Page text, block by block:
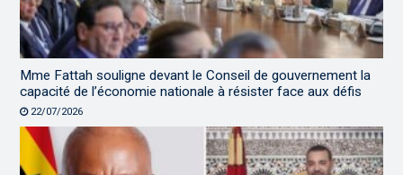
Mme Fattah souligne devant le Conseil de gouvernement la
capacité de l’économie nationale à résister face aux défis
22/07/2026